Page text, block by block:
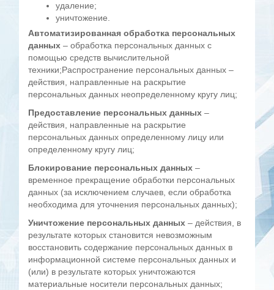
удаление;
уничтожение.
Автоматизированная обработка персональных
данных – обработка персональных данных с
помощью средств вычислительной
техники;Распространение персональных данных –
действия, направленные на раскрытие
персональных данных неопределенному кругу лиц;
Предоставление персональных данных–
действия, направленные на раскрытие
персональных данных определенному лицу или
определенному кругу лиц;
Блокирование персональных данных –
временное прекращение обработки персональных
данных (за исключением случаев, если обработка
необходима для уточнения персональных данных);
Уничтожение персональных данных – действия, в
результате которых становится невозможным
восстановить содержание персональных данных в
информационной системе персональных данных и
(или) в результате которых уничтожаются
материальные носители персональных данных;